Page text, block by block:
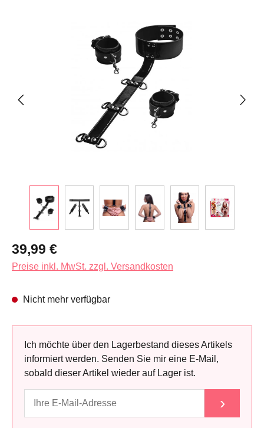
Regulärer Preis:
39,99 €
Preise inkl. MwSt. zzgl. Versandkosten
Nicht mehr verfügbar
Ich möchte über den Lagerbestand dieses Artikels
informiert werden. Senden Sie mir eine E-Mail,
sobald dieser Artikel wieder auf Lager ist.
›